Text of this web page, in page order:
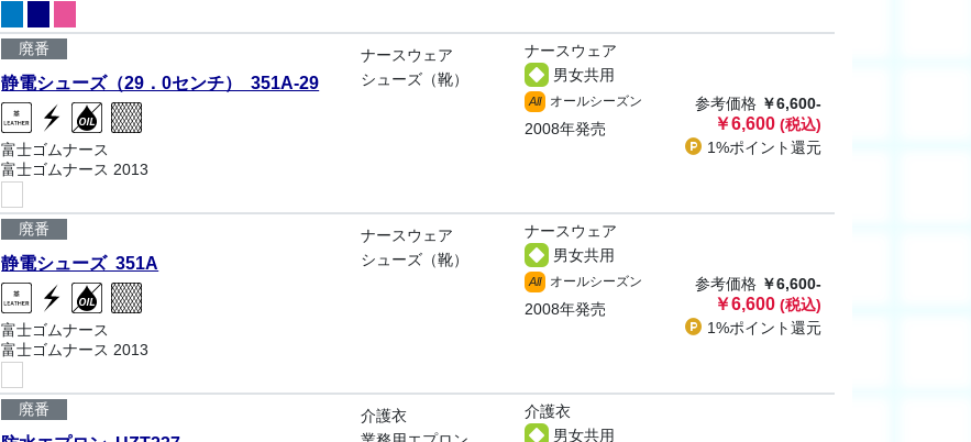
廃番
静電シューズ（29．0センチ） 351A-29
富士ゴムナース
富士ゴムナース 2013
ナースウェア
シューズ（靴）
ナースウェア
男女共用
All オールシーズン
2008年発売
参考価格 ￥6,600-
￥6,600 (税込)
1%ポイント還元
廃番
静電シューズ 351A
富士ゴムナース
富士ゴムナース 2013
ナースウェア
シューズ（靴）
ナースウェア
男女共用
All オールシーズン
2008年発売
参考価格 ￥6,600-
￥6,600 (税込)
1%ポイント還元
廃番
介護衣
介護衣
男女共用